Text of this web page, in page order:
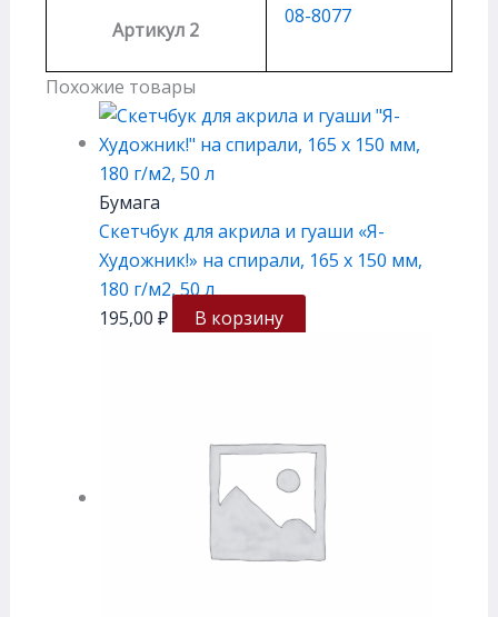
Артикул 2
08-8077
Похожие товары
Бумага
Скетчбук для акрила и гуаши «Я-
Художник!» на спирали, 165 х 150 мм,
180 г/м2, 50 л
195,00 ₽ В корзину